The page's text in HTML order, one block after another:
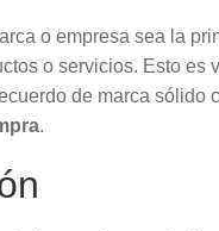
o empresa sea la
o servicios. Esto es
de marca sólido
.